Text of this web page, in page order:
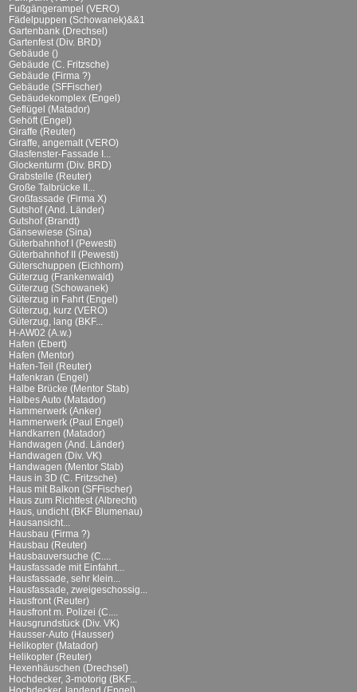
Fußgängerampel (VERO)
Fädelpuppen (Schowanek)&&1
Gartenbank (Drechsel)
Gartenfest (Div. BRD)
Gebäude ()
Gebäude (C. Fritzsche)
Gebäude (Firma ?)
Gebäude (SFFischer)
Gebäudekomplex (Engel)
Geflügel (Matador)
Gehöft (Engel)
Giraffe (Reuter)
Giraffe, angemalt (VERO)
Glasfenster-Fassade I...
Glockenturm (Div. BRD)
Grabstelle (Reuter)
Große Talbrücke II...
Großfassade (Firma X)
Gutshof (And. Länder)
Gutshof (Brandt)
Gänsewiese (Sina)
Güterbahnhof I (Pewesti)
Güterbahnhof II (Pewesti)
Güterschuppen (Eichhorn)
Güterzug (Frankenwald)
Güterzug (Schowanek)
Güterzug in Fahrt (Engel)
Güterzug, kurz (VERO)
Güterzug, lang (BKF...
H-AW02 (A.w.)
Hafen (Ebert)
Hafen (Mentor)
Hafen-Teil (Reuter)
Hafenkran (Engel)
Halbe Brücke (Mentor Stab)
Halbes Auto (Matador)
Hammerwerk (Anker)
Hammerwerk (Paul Engel)
Handkarren (Matador)
Handwagen (And. Länder)
Handwagen (Div. VK)
Handwagen (Mentor Stab)
Haus in 3D (C. Fritzsche)
Haus mit Balkon (SFFischer)
Haus zum Richtfest (Albrecht)
Haus, undicht (BKF Blumenau)
Hausansicht...
Hausbau (Firma ?)
Hausbau (Reuter)
Hausbauversuche (C....
Hausfassade mit Einfahrt...
Hausfassade, sehr klein...
Hausfassade, zweigeschossig...
Hausfront (Reuter)
Hausfront m. Polizei (C....
Hausgrundstück (Div. VK)
Hausser-Auto (Hausser)
Helikopter (Matador)
Helikopter (Reuter)
Hexenhäuschen (Drechsel)
Hochdecker, 3-motorig (BKF...